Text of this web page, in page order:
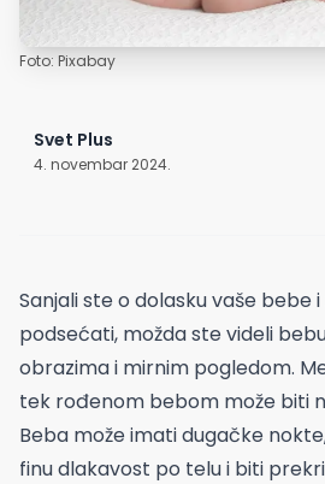
Foto: Pixabay
Svet Plus
4. novembar 2024.
Sanjali ste o dolasku vaše bebe
podsećati, možda ste videli
obrazima i mirnim pogledom.
tek rođenom bebom može biti
Beba može imati dugačke
finu dlakavost po telu i biti